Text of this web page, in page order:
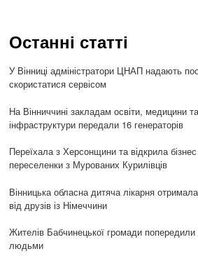
Останні статті
У Вінниці адміністратори ЦНАП надають
скористатися сервісом
На Вінниччині закладам освіти, медицини
інфраструктури передали 16 генераторів
Переїхала з Херсонщини та відкрила бізнес
переселенки з Мурованих Курилівців
Вінницька обласна дитяча лікарня
від друзів із Німеччини
Жителів Бабчинецької громади попередили
людьми